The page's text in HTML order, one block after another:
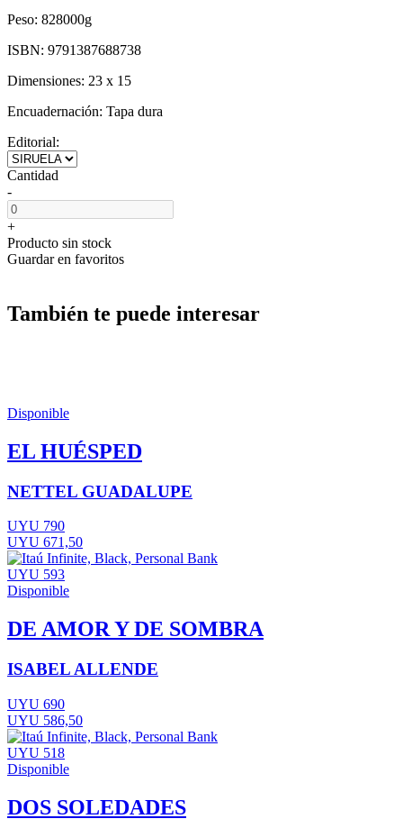
Peso: 828000g
ISBN: 9791387688738
Dimensiones: 23 x 15
Encuadernación: Tapa dura
Editorial:
Cantidad
-
+
Producto sin stock
Guardar en favoritos
También te puede interesar
Disponible
EL HUÉSPED
NETTEL GUADALUPE
UYU 790
UYU 671,50
UYU 593
Disponible
DE AMOR Y DE SOMBRA
ISABEL ALLENDE
UYU 690
UYU 586,50
UYU 518
Disponible
DOS SOLEDADES